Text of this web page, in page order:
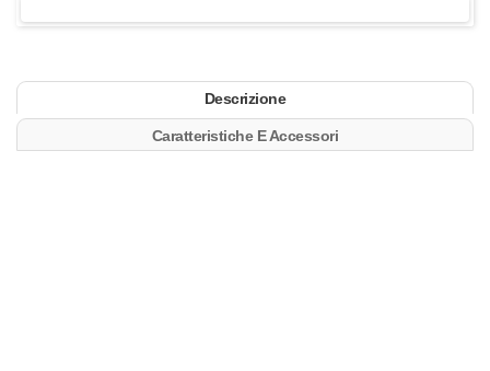
Descrizione
Caratteristiche E Accessori